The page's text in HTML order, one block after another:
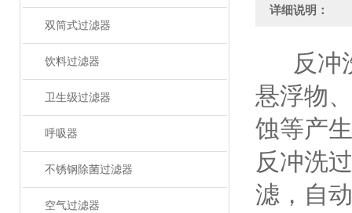
双筒式过滤器
饮料过滤器
卫生级过滤器
呼吸器
不锈钢除菌过滤器
空气过滤器
详细说明：
反冲洗
悬浮物
蚀等产
反冲洗
滤，自